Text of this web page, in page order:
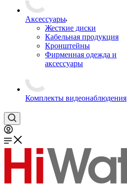
Аксессуары
Жесткие диски
Кабельная продукция
Кронштейны
Фирменная одежда и
аксессуары
Комплекты видеонаблюдения